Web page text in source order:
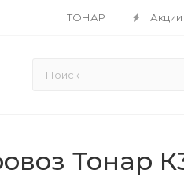
ТОНАР Акции
Тонар